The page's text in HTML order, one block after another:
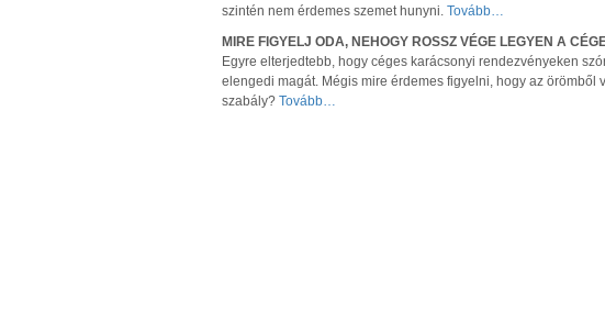
szintén nem érdemes szemet hunyni. Tovább…
MIRE FIGYELJ ODA, NEHOGY ROSSZ VÉGE LEGYEN A
Egyre elterjedtebb, hogy céges karácsonyi rendezvényeken
elengedi magát. Mégis mire érdemes figyelni, hogy az örömből
szabály? Tovább…